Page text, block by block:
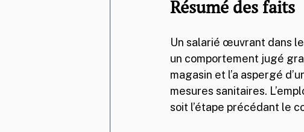
Résumé des faits
Un salarié œuvrant dans
un comportement jugé
magasin et l’a aspergé
mesures sanitaires.
soit l’étape précédant le